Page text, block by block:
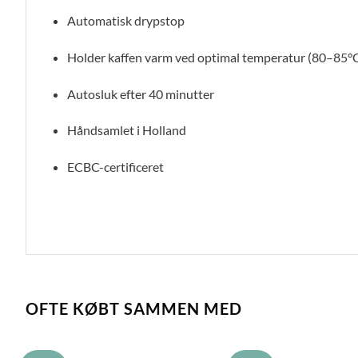
Automatisk drypstop
Holder kaffen varm ved optimal temperatur
Autosluk efter 40 minutter
Håndsamlet i Holland
ECBC-certificeret
OFTE KØBT SAMMEN MED